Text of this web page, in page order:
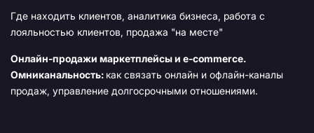
Где находить клиентов, аналитика бизнеса, работа с
лояльностью клиентов, продажа "на месте"
Онлайн-продажи маркетплейсы и e-commerce.
Омниканальность: как связать онлайн и офлайн-каналы
продаж, управление долгосрочными отношениями.